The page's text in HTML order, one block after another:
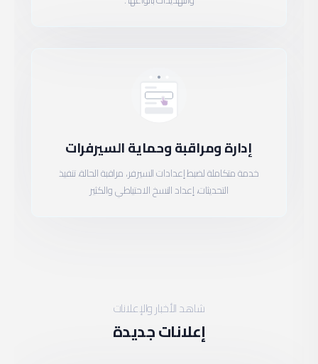
إدارة ومراقبة وحماية السيرفرات
خدمة متكاملة لضبط إعدادات السيرفر، مراقبة الحالة، تنفيذ
التحديثات، إعداد النسخ الاحتياطي والكثير
شاهد الأخبار والإعلانات
إعلانات جديدة